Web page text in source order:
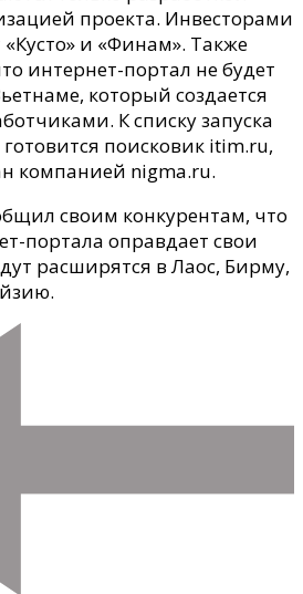
проекта. Инвесторами
и «Финам». Также
интернет-портал не будет
который создается
К списку запуска
поисковик itim.ru,
компанией nigma.ru.
своим конкурентам, что
портала оправдает свои
расширятся в Лаос, Бирму,